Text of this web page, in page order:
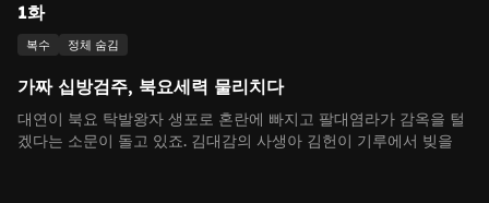
1화
복수 정체 숨김
가짜 십방검주, 북요세력 물리치다
대연이 북요 탁발왕자 생포로 혼란에 빠지고 팔대염라가 감옥을 털
겠다는 소문이 돌고 있죠. 김대감의 사생아 김헌이 기루에서 빚을